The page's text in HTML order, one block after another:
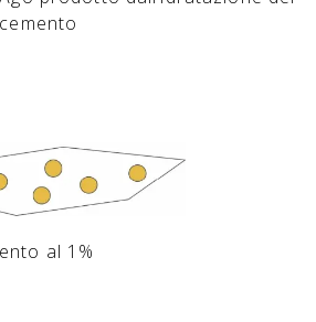
cemento
al 1%